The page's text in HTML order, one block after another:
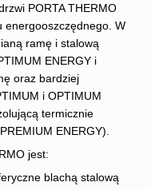
PORTA THERMO
energooszczędnego. W
ramę i stalową
ENERGY i
oraz bardziej
i OPTIMUM
termicznie
ENERGY).
jest:
blachą stalową